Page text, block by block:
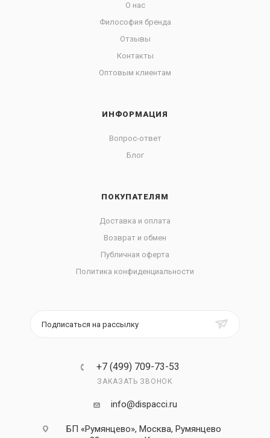
О нас
Философия бренда
Отзывы
Контакты
Оптовым клиентам
ИНФОРМАЦИЯ
Вопрос-ответ
Блог
ПОКУПАТЕЛЯМ
Доставка и оплата
Возврат и обмен
Публичная оферта
Политика конфиденциальности
Подписаться на рассылку
+7 (499) 709-73-53
ЗАКАЗАТЬ ЗВОНОК
info@dispacci.ru
БП «Румянцево», Москва, Румянцево